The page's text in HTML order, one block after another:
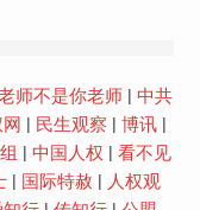
师不是你老师| 中共
民生观察 博讯|
中国人权
看不见
| 国际特赦
人权观